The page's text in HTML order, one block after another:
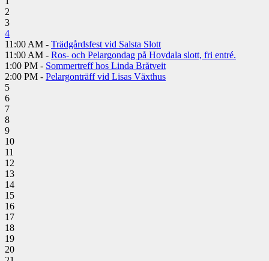
2
3
4
11:00 AM - Trädgårdsfest vid Salsta Slott
11:00 AM - Ros- och Pelargondag på Hovdala slott, fri entré.
1:00 PM - Sommertreff hos Linda Bråtveit
2:00 PM - Pelargonträff vid Lisas Växthus
5
6
7
8
9
10
11
12
13
14
15
16
17
18
19
20